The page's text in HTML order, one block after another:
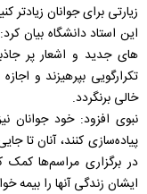
زیارتی برای جوانان زیاد‌تر
این استاد دانشگاه بیان
های جدید و اشعار پر
تکرارگویی بپرهیزند و
خالی برنگردد.
نبوی افزود: خود جوانان
پیاده‌سازی کنند، آنان تا
در برگزاری مراسم‌ها
ایشان زندگی آنها را بیمه